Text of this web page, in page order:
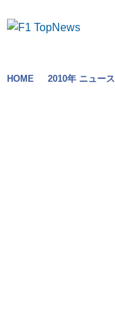
HOME 2010年 ニュース